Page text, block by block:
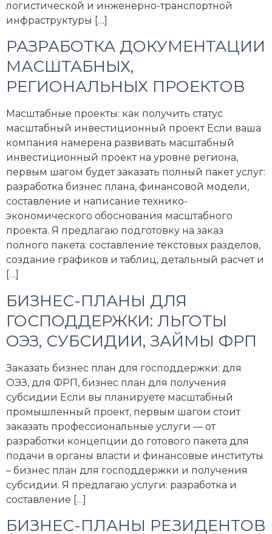
логистической и инженерно-транспортной
инфраструктуры […]
РАЗРАБОТКА ДОКУМЕНТАЦИИ
МАСШТАБНЫХ,
РЕГИОНАЛЬНЫХ ПРОЕКТОВ
Масштабные проекты: как получить статус
масштабный инвестиционный проект Если ваша
компания намерена развивать масштабный
инвестиционный проект на уровне региона,
первым шагом будет заказать полный пакет услуг:
разработка бизнес плана, финансовой модели,
составление и написание технико-
экономического обоснования масштабного
проекта. Я предлагаю подготовку на заказ
полного пакета: составление текстовых разделов,
создание графиков и таблиц, детальный расчет и
[…]
БИЗНЕС-ПЛАНЫ ДЛЯ
ГОСПОДДЕРЖКИ: ЛЬГОТЫ
ОЭЗ, СУБСИДИИ, ЗАЙМЫ ФРП
Заказать бизнес план для господдержки: для
ОЭЗ, для ФРП, бизнес план для получения
субсидии Если вы планируете масштабный
промышленный проект, первым шагом стоит
заказать профессиональные услуги — от
разработки концепции до готового пакета для
подачи в органы власти и финансовые институты
– бизнес план для господдержки и получения
субсидии. Я предлагаю услуги: разработка и
составление […]
БИЗНЕС-ПЛАНЫ РЕЗИДЕНТОВ